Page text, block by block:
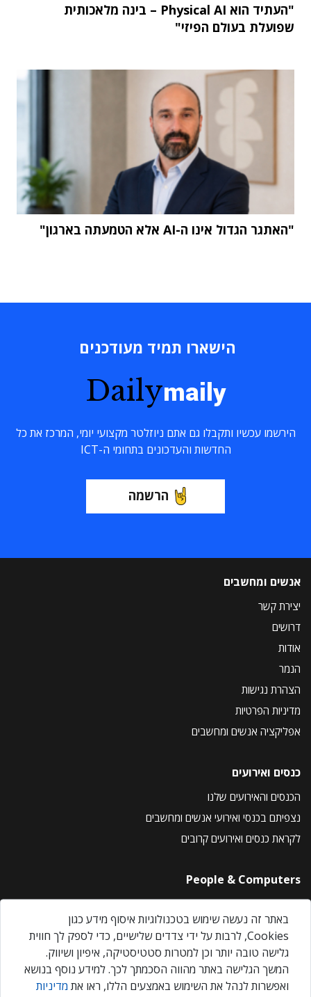
"העתיד הוא Physical AI – בינה מלאכותית
שפועלת בעולם הפיזי"
"האתגר הגדול אינו ה-AI אלא הטמעתה בארגון"
הישארו תמיד מעודכנים
Dailymaily
הירשמו עכשיו ותקבלו גם אתם ניוזלטר מקצועי יומי, המרכז את כל
החדשות והעדכונים בתחומי ה-ICT
הרשמה
אנשים ומחשבים
יצירת קשר
דרושים
אודות
הנמר
הצהרת נגישות
מדיניות הפרטיות
אפליקציה אנשים ומחשבים
כנסים ואירועים
הכנסים והאירועים שלנו
נצפיתם בכנסי ואירועי אנשים ומחשבים
לקראת כנסים ואירועים קרובים
People & Computers
About Us
Privacy Policy
Contact Us
Our Events
באתר זה נעשה שימוש בטכנולוגיות איסוף מידע כגון
Cookies, לרבות על ידי צדדים שלישיים, כדי לספק לך חווית
גלישה טובה יותר וכן למטרות סטטיסטיקה, איפיון ושיווק.
המשך הגלישה באתר מהווה הסכמתך לכך. למידע נוסף בנושא
ואפשרות לנהל את השימוש באמצעים הללו, ראו את מדיניות